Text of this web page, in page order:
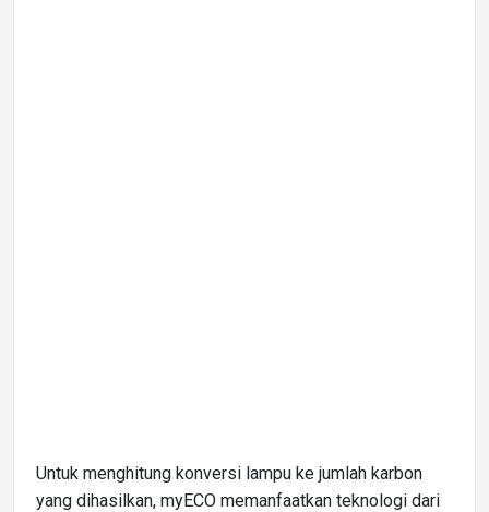
Untuk menghitung konversi lampu ke jumlah karbon
yang dihasilkan, myECO memanfaatkan teknologi dari